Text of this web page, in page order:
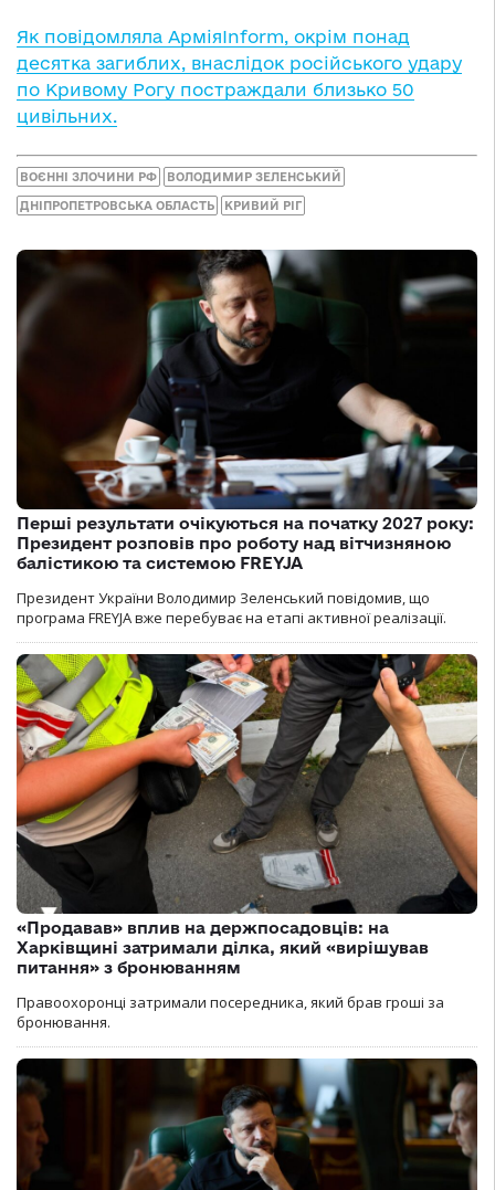
Як повідомляла АрміяInform, окрім понад
десятка загиблих, внаслідок російського удару
по Кривому Рогу постраждали близько 50
цивільних.
ВОЄННІ ЗЛОЧИНИ РФ ВОЛОДИМИР ЗЕЛЕНСЬКИЙ
ДНІПРОПЕТРОВСЬКА ОБЛАСТЬ КРИВИЙ РІГ
Перші результати очікуються на початку 2027 року:
Президент розповів про роботу над вітчизняною
балістикою та системою FREYJA
Президент України Володимир Зеленський повідомив, що
програма FREYJA вже перебуває на етапі активної реалізації.
«Продавав» вплив на держпосадовців: на
Харківщині затримали ділка, який «вирішував
питання» з бронюванням
Правоохоронці затримали посередника, який брав гроші за
бронювання.